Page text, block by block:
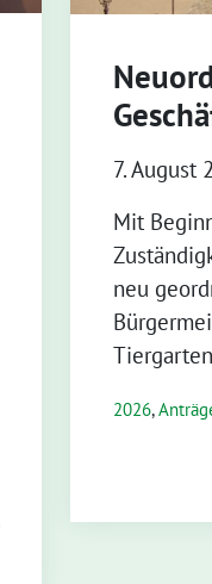
7. August
Mit
neu
2026,